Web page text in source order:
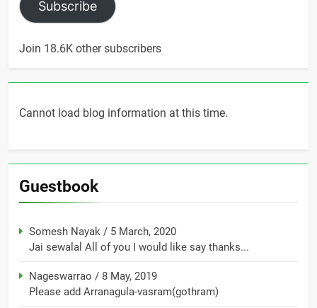
Subscribe
Join 18.6K other subscribers
Cannot load blog information at this time.
Guestbook
Somesh Nayak / 5 March, 2020
Jai sewalal All of you I would like say thanks...
Nageswarrao / 8 May, 2019
Please add Arranagula-vasram(gothram)